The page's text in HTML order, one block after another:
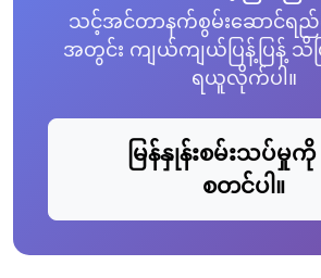
သင့်အင်တာနက်စွမ်းဆောင်ရ
အတွင်း ကျယ်ကျယ်ပြန့်ပြန့် သိ
ရယူလိုက်ပါ။
မြန်နှုန်းစမ်းသပ်မှု
စတင်ပါ။